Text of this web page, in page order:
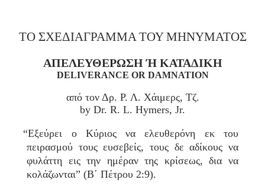
ΤΟ ΣΧΕΔΙΑΓΡΑΜΜΑ ΤΟΥ ΜΗΝΥΜΑΤΟΣ
ΑΠΕΛΕΥΘΕΡΩΣΗ Ή ΚΑΤΑΔΙΚΗ
DELIVERANCE OR DAMNATION
από τον Δρ. Ρ. Λ. Χάιμερς, Τζ.
by Dr. R. L. Hymers, Jr.
“Εξεύρει ο Κύριος να ελευθερόνη εκ του
πειρασμού τους ευσεβείς, τους δε αδίκους να
φυλάττη εις την ημέραν της κρίσεως, δια να
κολάζωνται” (Β΄ Πέτρου 2:9).